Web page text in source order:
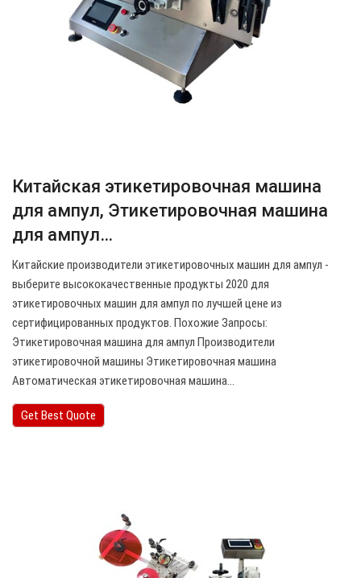
Китайская этикетировочная машина
для ампул, Этикетировочная машина
для ампул…
Китайские производители этикетировочных машин для ампул -
выберите высококачественные продукты 2020 для
этикетировочных машин для ампул по лучшей цене из
сертифицированных продуктов. Похожие Запросы:
Этикетировочная машина для ампул Производители
этикетировочной машины Этикетировочная машина
Автоматическая этикетировочная машина…
Get Best Quote